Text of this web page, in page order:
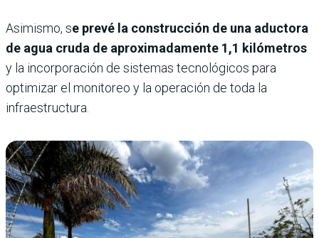
Asimismo, se prevé la construcción de una aductora
de agua cruda de aproximadamente 1,1 kilómetros
y la incorporación de sistemas tecnológicos para
optimizar el monitoreo y la operación de toda la
infraestructura.